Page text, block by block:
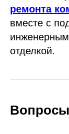
ремонта
вместе с
отделкой.